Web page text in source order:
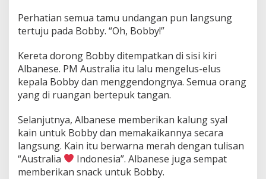
Perhatian semua tamu undangan pun langsung
tertuju pada Bobby. “Oh, Bobby!”
Kereta dorong Bobby ditempatkan di sisi kiri
Albanese. PM Australia itu lalu mengelus-elus
kepala Bobby dan menggendongnya. Semua orang
yang di ruangan bertepuk tangan.
Selanjutnya, Albanese memberikan kalung syal
kain untuk Bobby dan memakaikannya secara
langsung. Kain itu berwarna merah dengan tulisan
“Australia
Indonesia”. Albanese juga sempat
memberikan snack untuk Bobby.